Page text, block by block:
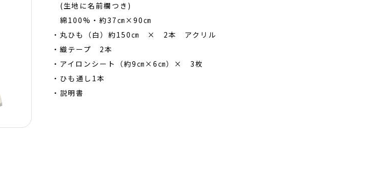
(生地に名前欄つき)
綿100%・約37㎝×90㎝
・丸ひも（白）約150㎝ × 2本 アクリル
・織テープ 2本
・アイロンシート（約9㎝×6㎝）× 3枚
・ひも通し1本
・説明書